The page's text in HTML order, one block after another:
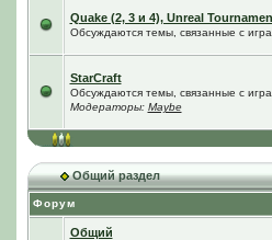
Quake (2, 3 и 4), Unreal
Обсуждаются темы, связанные с
StarCraft
Обсуждаются темы, связанные с
Модераторы: Maybe
Общий раздел
Форум
Общий